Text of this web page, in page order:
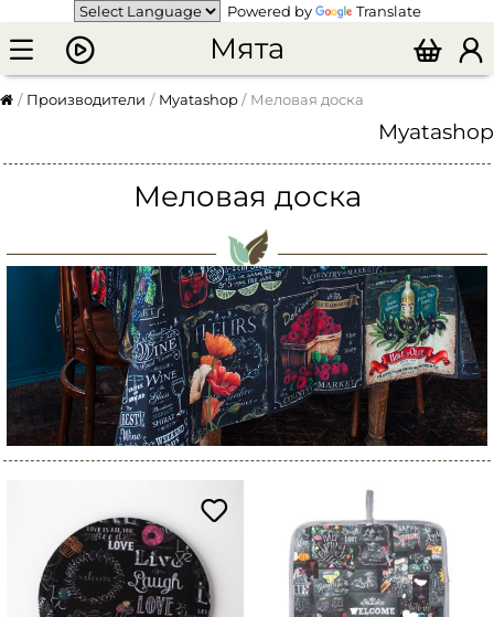
Powered by Translate
Мята
Производители Myatashop Меловая доска
Myatashop
Меловая доска